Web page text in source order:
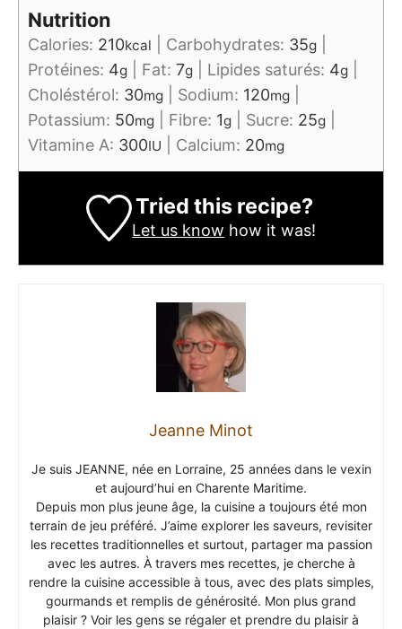
Nutrition
Calories: 210kcal Carbohydrates: 35g
Protéines: 4g Fat: 7g Lipides saturés: 4g
Choléstérol: 30mg Sodium: 120mg
Potassium: 50mg Fibre: 1g Sucre: 25g
Vitamine A: 300IU Calcium: 20mg
Tried this recipe?
Let us know how it was!
Jeanne Minot
Je suis JEANNE, née en Lorraine, 25 années dans le vexin
et aujourd’hui en Charente Maritime.
Depuis mon plus jeune âge, la cuisine a toujours été mon
terrain de jeu préféré. J’aime explorer les saveurs, revisiter
les recettes traditionnelles et surtout, partager ma passion
avec les autres. À travers mes recettes, je cherche à
rendre la cuisine accessible à tous, avec des plats simples,
gourmands et remplis de générosité. Mon plus grand
plaisir ? Voir les gens se régaler et prendre du plaisir à